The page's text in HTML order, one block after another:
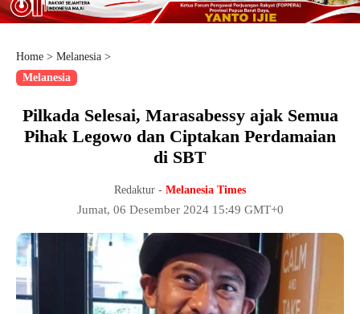
Home > Melanesia >
Melanesia
Pilkada Selesai, Marasabessy ajak Semua
Pihak Legowo dan Ciptakan Perdamaian
di SBT
Redaktur - Melanesia Times
Jumat, 06 Desember 2024 15:49 GMT+0